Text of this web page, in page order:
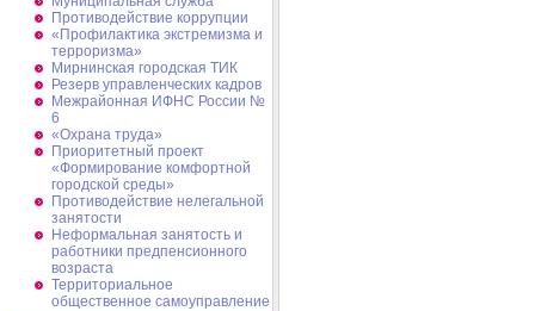
Противодействие коррупции
«Профилактика экстремизма и
терроризма»
Мирнинская городская ТИК
Резерв управленческих кадров
Межрайонная ИФНС России №
6
«Охрана труда»
Приоритетный проект
«Формирование комфортной
городской среды»
Противодействие нелегальной
занятости
Неформальная занятость и
работники предпенсионного
возраста
Территориальное
общественное самоуправление